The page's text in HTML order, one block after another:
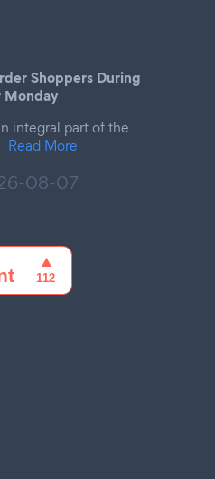
Shoppers During
Monday
integral part of the
Read More
08-07